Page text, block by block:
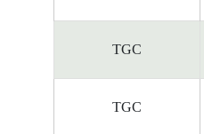
TGC
TGC